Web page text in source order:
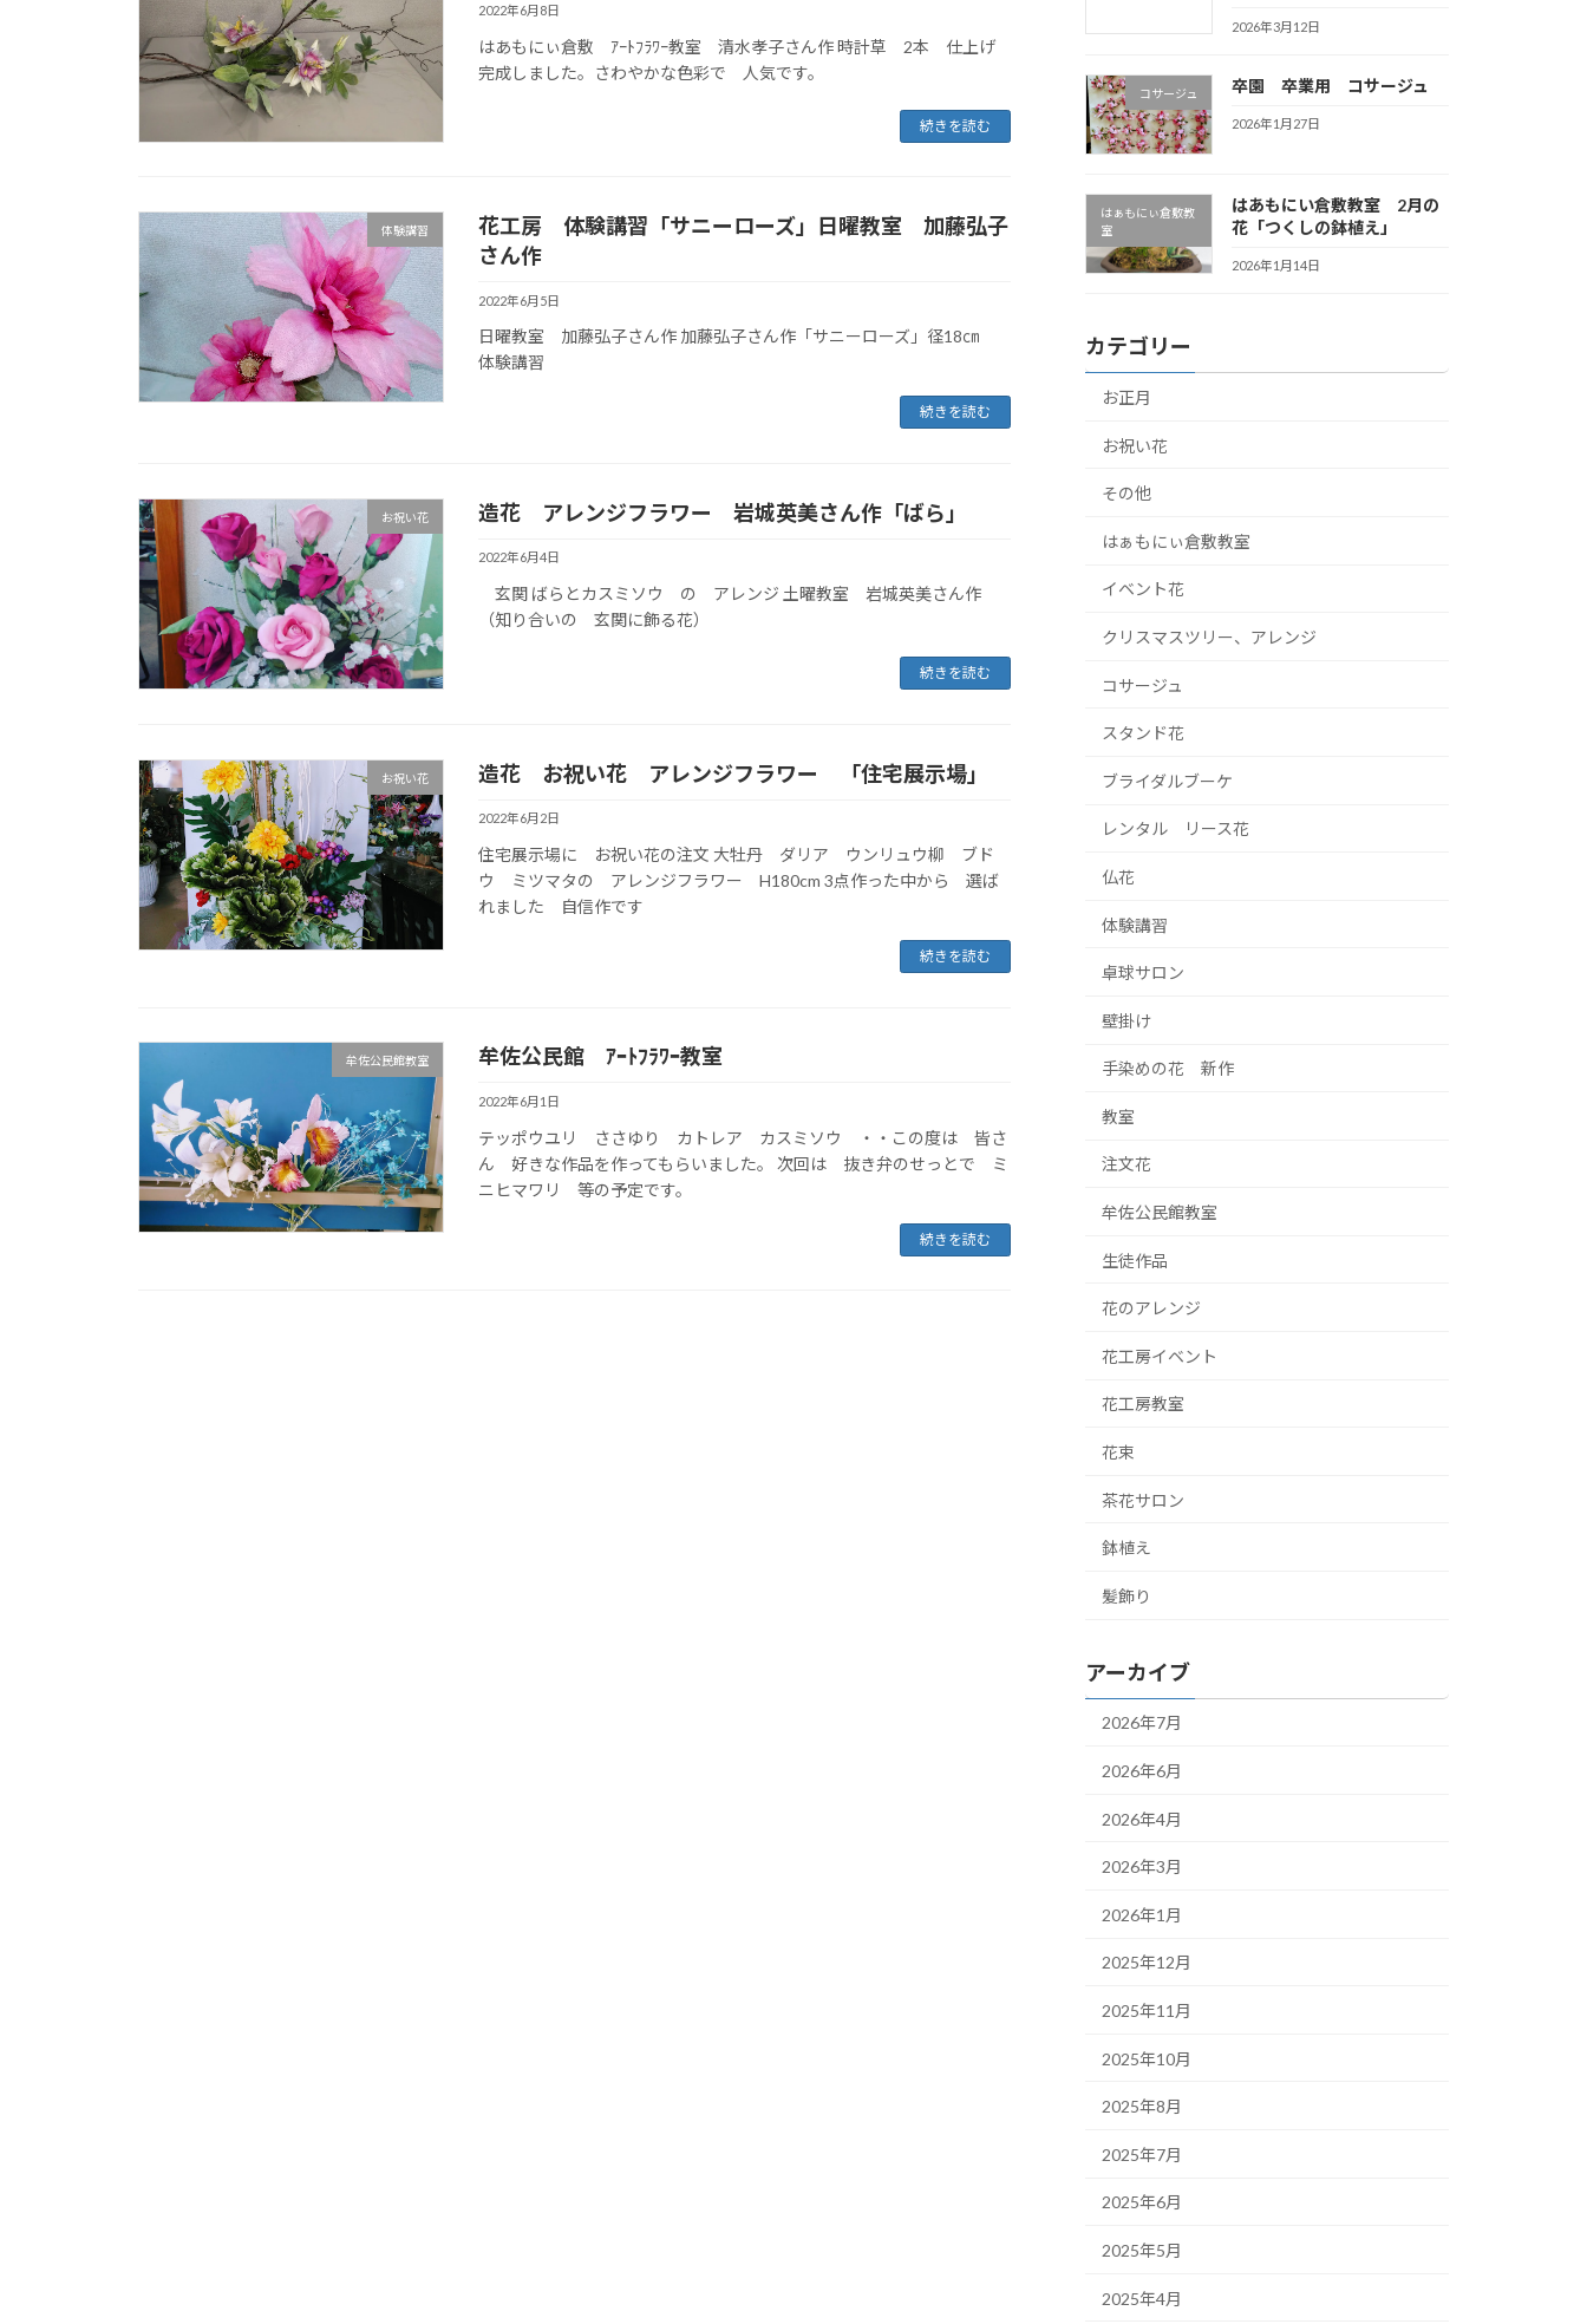
2022年6月8日
はあもにぃ倉敷 ｱｰﾄﾌﾗﾜｰ教室 清水孝子さん作 時計草 2本 仕上げ
完成しました。さわやかな色彩で 人気です。
続きを読む
体験講習
花工房 体験講習「サニーローズ」日曜教室 加藤弘子
さん作
2022年6月5日
日曜教室 加藤弘子さん作 加藤弘子さん作「サニーローズ」径18㎝
体験講習
続きを読む
お祝い花 造花 アレンジフラワー 岩城英美さん作「ばら」
2022年6月4日
玄関 ばらとカスミソウ の アレンジ 土曜教室 岩城英美さん作
（知り合いの 玄関に飾る花）
続きを読む
お祝い花 造花 お祝い花 アレンジフラワー 「住宅展示場」
2022年6月2日
住宅展示場に お祝い花の注文 大牡丹 ダリア ウンリュウ柳 ブド
ウ ミツマタの アレンジフラワー H180cm 3点作った中から 選ば
れました 自信作です
続きを読む
牟佐公民館教室 牟佐公民館 ｱｰﾄﾌﾗﾜｰ教室
2022年6月1日
テッポウユリ ささゆり カトレア カスミソウ ・・この度は 皆さ
ん 好きな作品を作ってもらいました。 次回は 抜き弁のせっとで ミ
ニヒマワリ 等の予定です。
続きを読む
2026年3月12日
コサージュ 卒園 卒業用 コサージュ
2026年1月27日
はぁもにぃ倉敷教
室
はあもにい倉敷教室 2月の
花「つくしの鉢植え」
2026年1月14日
カテゴリー
お正月
お祝い花
その他
はぁもにぃ倉敷教室
イベント花
クリスマスツリー、アレンジ
コサージュ
スタンド花
ブライダルブーケ
レンタル リース花
仏花
体験講習
卓球サロン
壁掛け
手染めの花 新作
教室
注文花
牟佐公民館教室
生徒作品
花のアレンジ
花工房イベント
花工房教室
花束
茶花サロン
鉢植え
髪飾り
アーカイブ
2026年7月
2026年6月
2026年4月
2026年3月
2026年1月
2025年12月
2025年11月
2025年10月
2025年8月
2025年7月
2025年6月
2025年5月
2025年4月